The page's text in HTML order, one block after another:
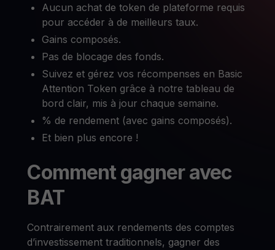
Aucun achat de token de plateforme requis
pour accéder à de meilleurs taux.
Gains composés.
Pas de blocage des fonds.
Suivez et gérez vos récompenses en Basic
Attention Token grâce à notre tableau de
bord clair, mis à jour chaque semaine.
% de rendement (avec gains composés).
Et bien plus encore !
Comment gagner avec
BAT
Contrairement aux rendements des comptes
d’investissement traditionnels, gagner des